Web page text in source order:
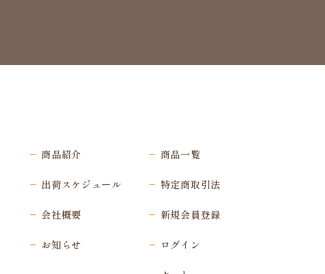
商品紹介
出荷スケジュール
会社概要
お知らせ
商品一覧
特定商取引法
新規会員登録
ログイン